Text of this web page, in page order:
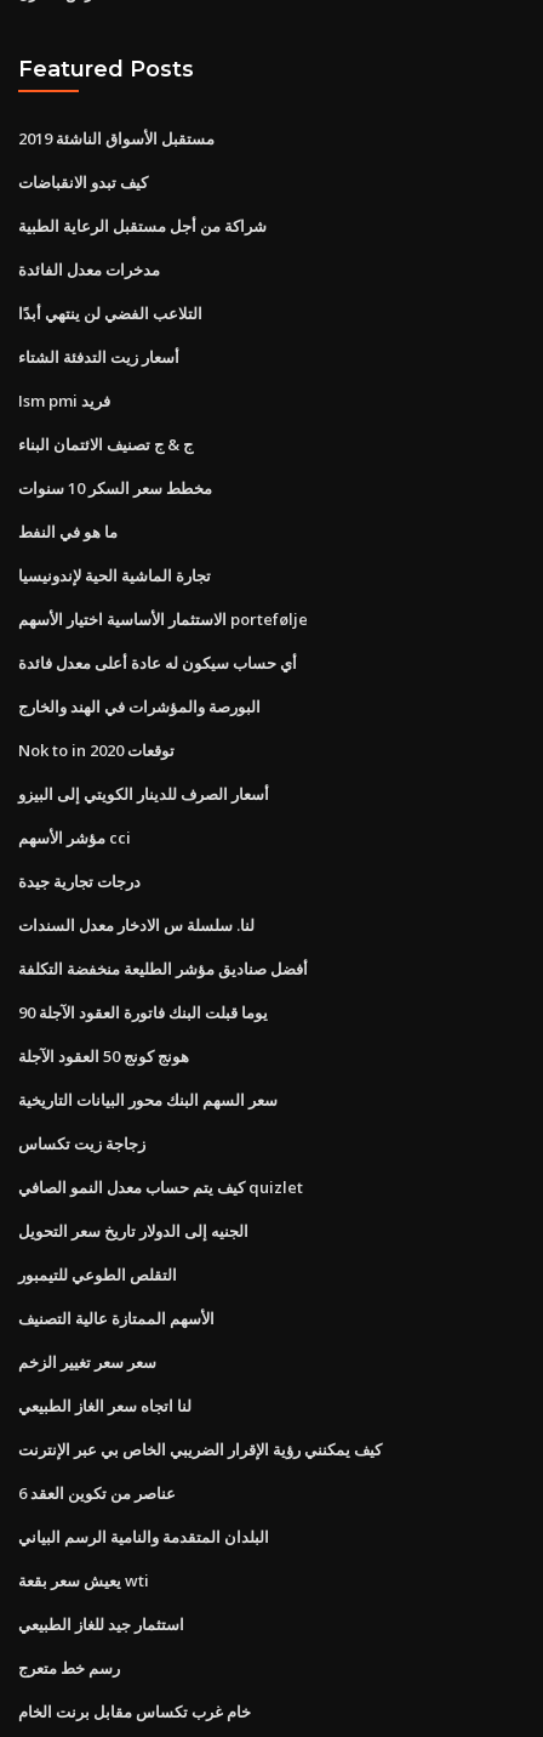
Featured Posts
مستقبل الأسواق الناشئة 2019
كيف تبدو الانقباضات
شراكة من أجل مستقبل الرعاية الطبية
مدخرات معدل الفائدة
التلاعب الفضي لن ينتهي أبدًا
أسعار زيت التدفئة الشتاء
Ism pmi فريد
ج & ج تصنيف الائتمان البناء
مخطط سعر السكر 10 سنوات
ما هو في النفط
تجارة الماشية الحية لإندونيسيا
الاستثمار الأساسية اختيار الأسهم portefølje
أي حساب سيكون له عادة أعلى معدل فائدة
البورصة والمؤشرات في الهند والخارج
Nok to in توقعات 2020
أسعار الصرف للدينار الكويتي إلى البيزو
مؤشر الأسهم cci
درجات تجارية جيدة
لنا. سلسلة س الادخار معدل السندات
أفضل صناديق مؤشر الطليعة منخفضة التكلفة
90 يوما قبلت البنك فاتورة العقود الآجلة
هونج كونج 50 العقود الآجلة
سعر السهم البنك محور البيانات التاريخية
زجاجة زيت تكساس
كيف يتم حساب معدل النمو الصافي quizlet
الجنيه إلى الدولار تاريخ سعر التحويل
التقلص الطوعي للتيمبور
الأسهم الممتازة عالية التصنيف
سعر سعر تغيير الزخم
لنا اتجاه سعر الغاز الطبيعي
كيف يمكنني رؤية الإقرار الضريبي الخاص بي عبر الإنترنت
6 عناصر من تكوين العقد
البلدان المتقدمة والنامية الرسم البياني
يعيش سعر بقعة wti
استثمار جيد للغاز الطبيعي
رسم خط متعرج
خام غرب تكساس مقابل برنت الخام